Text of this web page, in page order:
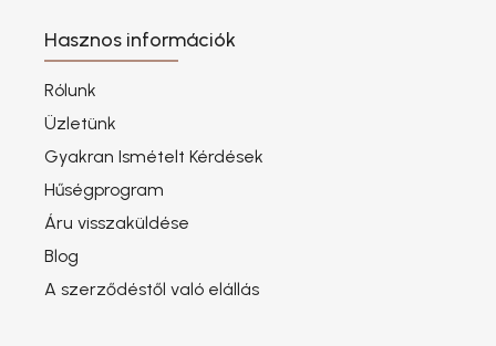
Hasznos információk
Rólunk
Üzletünk
Gyakran Ismételt Kérdések
Hűségprogram
Áru visszaküldése
Blog
A szerződéstől való elállás